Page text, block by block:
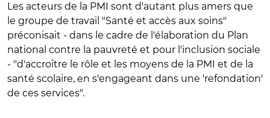
Les acteurs de la PMI sont d'autant plus amers que
le groupe de travail "Santé et accès aux soins"
préconisait - dans le cadre de l'élaboration du Plan
national contre la pauvreté et pour l'inclusion sociale
- "d'accroître le rôle et les moyens de la PMI et de la
santé scolaire, en s'engageant dans une 'refondation'
de ces services".